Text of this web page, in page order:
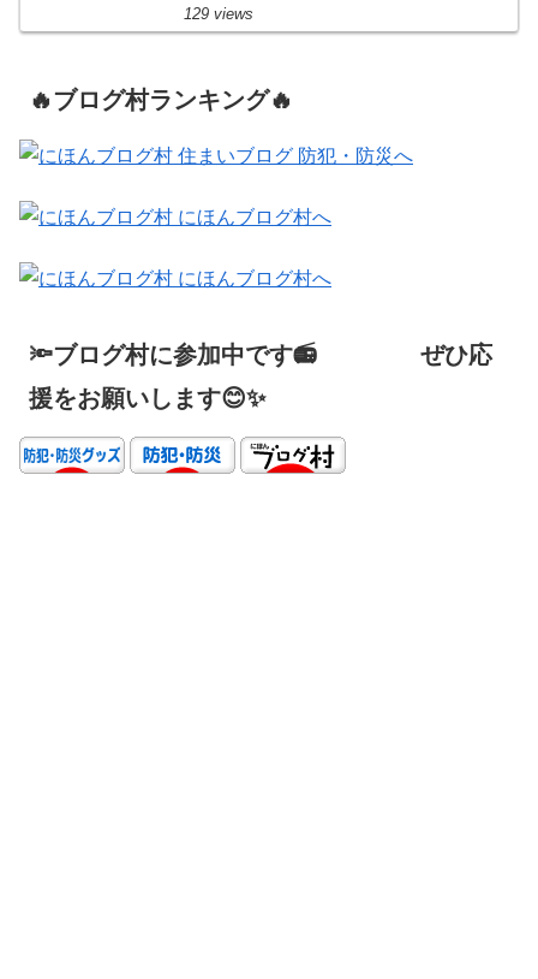
129 views
🔥ブログ村ランキング🔥
🔦ブログ村に参加中です📻 ぜひ応
援をお願いします😊✨